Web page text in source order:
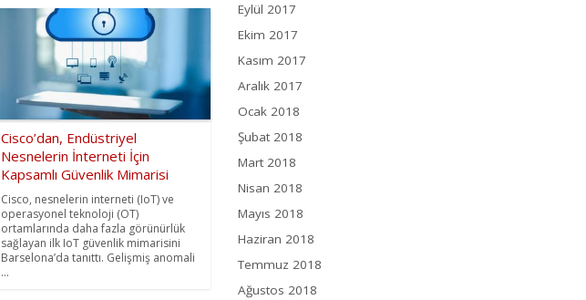
Cisco’dan, Endüstriyel
Nesnelerin İnterneti İçin
Kapsamlı Güvenlik Mimarisi
Cisco, nesnelerin interneti (IoT) ve
operasyonel teknoloji (OT)
ortamlarında daha fazla görünürlük
sağlayan ilk IoT güvenlik mimarisini
Barselona’da tanıttı. Gelişmiş anomali
...
Eylül 2017
Ekim 2017
Kasım 2017
Aralık 2017
Ocak 2018
Şubat 2018
Mart 2018
Nisan 2018
Mayıs 2018
Haziran 2018
Temmuz 2018
Ağustos 2018